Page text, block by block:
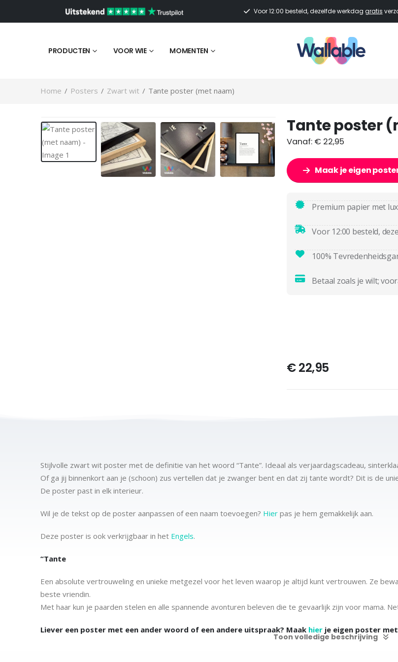
Voor 12:00 besteld, dezelfde werkdag gratis
PRODUCTEN VOOR WIE MOMENTEN
Home / Posters / Zwart wit / Tante poster (met naam)
Tante poster
Vanaf: € 22,95
Maak je eigen
Premium papier met
Voor 12:00 besteld,
100%
Betaal zoals je wilt;
€22,95
Stijlvolle zwart wit poster met de definitie van het woord “Tante”. Ideaal als verjaardagscadeau,
Of ga jij binnenkort aan je (schoon) zus vertellen dat je zwanger bent en dat zij tante wordt? Dit is de
De poster past in elk interieur.
Wil je de tekst op de poster aanpassen of een naam toevoegen? Hier pas je hem gemakkelijk aan.
Deze poster is ook verkrijgbaar in het Engels.
“Tante
Een absolute vertrouweling en unieke metgezel voor het leven waarop je altijd kunt vertrouwen. Ze
beste vriendin.
Met haar kun je paarden stelen en alle spannende avonturen beleven die te gevaarlijk zijn voor mama.
Liever een poster met een ander woord of een andere uitspraak? Maak hier je eigen poster
Toon volledige beschrijving